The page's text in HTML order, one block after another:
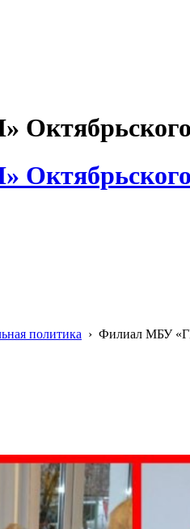
политика › Филиал МБУ